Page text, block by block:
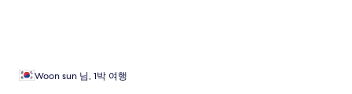
Woon sun 님, 1박 여행